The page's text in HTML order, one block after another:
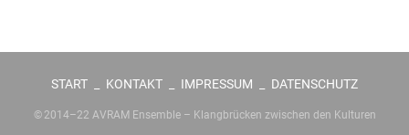
START KONTAKT IMPRESSUM DATENSCHUTZ
© 2014–22 AVRAM Ensemble – Klangbrücken zwischen den Kulturen